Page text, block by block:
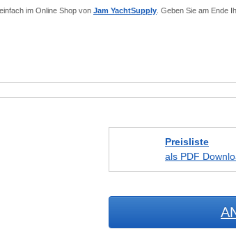
im Online Shop von Jam YachtSupply . Geben Sie am Ende
Preisliste
als PDF